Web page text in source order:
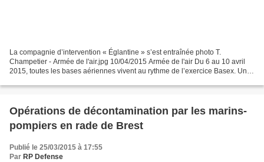
La compagnie d’intervention « Églantine » s’est entraînée photo T.
Champetier - Armée de l'air.jpg 10/04/2015 Armée de l'air Du 6 au 10 avril
2015, toutes les bases aériennes vivent au rythme de l’exercice Basex. Un
Opérations de décontamination par les marins-
pompiers en rade de Brest
Publié le 25/03/2015 à 17:55
Par RP Defense